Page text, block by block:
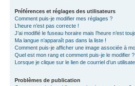
Préférences et réglages des utilisateurs
Comment puis-je modifier mes réglages ?
L’heure n’est pas correcte !
J’ai modifié le fuseau horaire mais l’heure n’est
Ma langue n’apparaît pas dans la liste !
Comment puis-je afficher une image associée à
Quel est mon rang et comment puis-je le modifier ?
Lorsque je clique sur le lien de courriel d’un
Problèmes de publication